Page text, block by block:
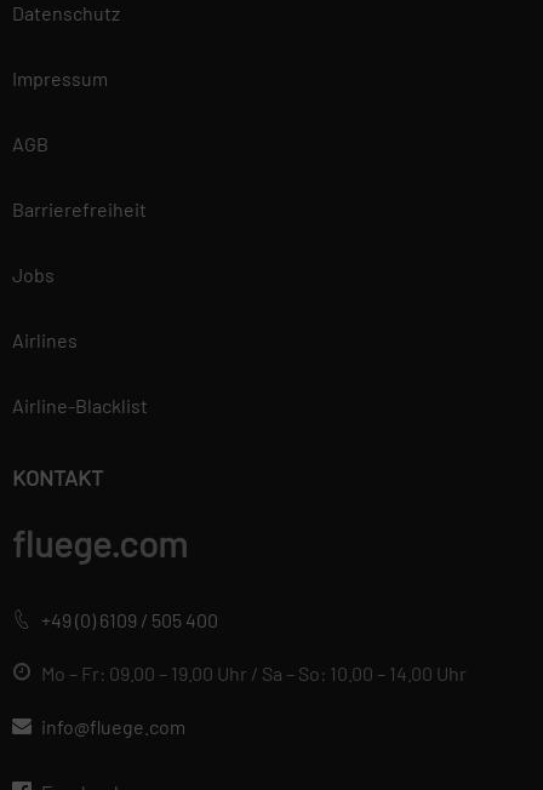
Datenschutz
Impressum
AGB
Barrierefreiheit
Jobs
Airlines
Airline-Blacklist
KONTAKT
fluege.com
+49 (0) 6109 / 505 400
Mo – Fr: 09.00 – 19.00 Uhr / Sa – So: 10.00 – 14.00 Uhr
info@fluege.com